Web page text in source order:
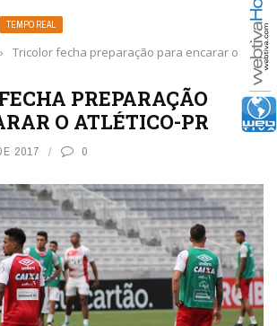
TEMPO REAL
›
Tricolor fecha preparação para encarar o
PREPARAÇÃO
O ATLÉTICO-PR
2017 0